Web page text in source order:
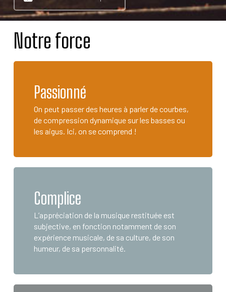
Notre force
Passionné
On peut passer des heures à parler de courbes,
de compression dynamique sur les basses ou
les aigus. Ici, on se comprend !
Complice
L’appréciation de la musique restituée est
subjective, en fonction notamment de son
expérience musicale, de sa culture, de son
humeur, de sa personnalité.